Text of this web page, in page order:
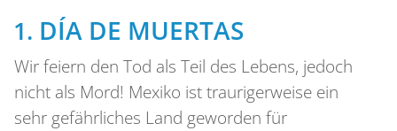
DÍA DE MUERTAS
Wir feiern den Tod als Teil des Lebens, jedoch
nicht als Mord! Mexiko ist traurigerweise ein
sehr gefährliches Land geworden für